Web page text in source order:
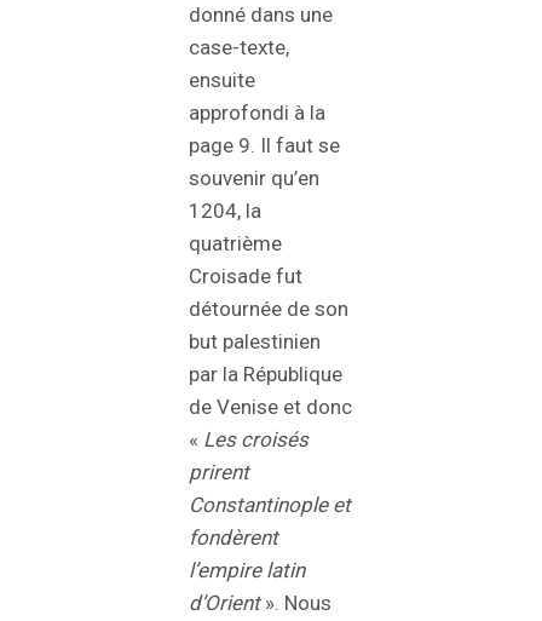
donné dans une
case-texte,
ensuite
approfondi à la
page 9. Il faut se
souvenir qu’en
1204, la
quatrième
Croisade fut
détournée de son
but palestinien
par la République
de Venise et donc
« Les croisés
prirent
Constantinople et
fondèrent
l’empire latin
d’Orient». Nous